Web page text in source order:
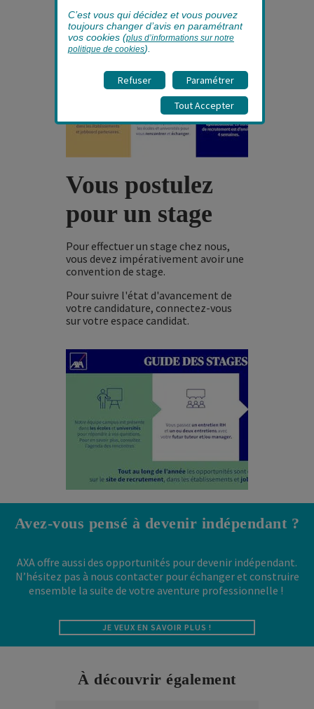
Vous postulez
pour un stage
Pour effectuer un stage chez nous,
vous devez impérativement avoir une
convention de stage.
Pour suivre l'état d'avancement de
votre candidature, connectez-vous
sur votre espace candidat.
Avez-vous pensé à devenir indépendant ?
AXA offre aussi des opportunités pour devenir indépendant.
N’hésitez pas à nous contacter pour échanger et construire
ensemble la suite de votre aventure professionnelle !
JE VEUX EN SAVOIR PLUS !
À découvrir également
C’est vous qui décidez et vous pouvez
toujours changer d’avis en paramétrant
vos cookies (plus d’informations sur notre
politique de cookies).
Refuser
Paramétrer
Tout Accepter